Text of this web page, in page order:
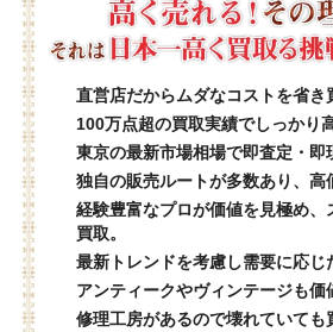
直営店だからムダなコストを省き
100万点超の買取実績でしっかり
東京の最新市場相場で即査定・即
独自の販売ルートが多数あり、高
経験豊富なプロが価値を見極め、
買取。
最新トレンドを考慮し需要に応じ
アンティークやヴィンテージも価
修理工房があるので壊れていても